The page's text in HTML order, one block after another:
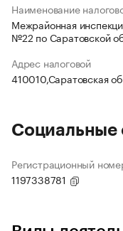
Наименование
Межрайонная
№22 по Саратовской
Адрес налоговой
410010,Саратовская
Регистрационный
1197338781